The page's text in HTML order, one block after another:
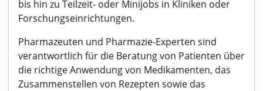
bis hin zu Teilzeit- oder Minijobs in Kliniken oder
Forschungseinrichtungen.
Pharmazeuten und Pharmazie-Experten sind
verantwortlich für die Beratung von Patienten über
die richtige Anwendung von Medikamenten, das
Zusammenstellen von Rezepten sowie das